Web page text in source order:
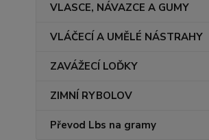
VLASCE, NÁVAZCE A GUMY
VLÁČECÍ A UMĚLÉ NÁSTRAHY
ZAVÁŽECÍ LOĎKY
ZIMNÍ RYBOLOV
Převod Lbs na gramy